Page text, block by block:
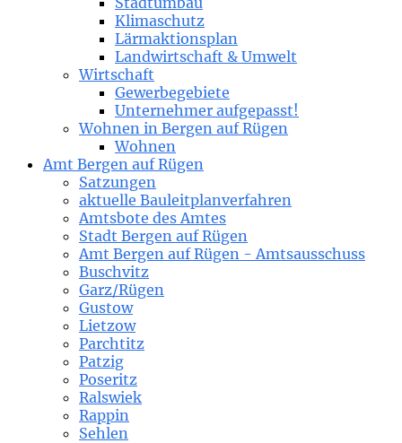
Klimaschutz
Lärmaktionsplan
Landwirtschaft & Umwelt
Wirtschaft
Gewerbegebiete
Unternehmer aufgepasst!
Wohnen in Bergen auf Rügen
Wohnen
Amt Bergen auf Rügen
Satzungen
aktuelle Bauleitplanverfahren
Amtsbote des Amtes
Stadt Bergen auf Rügen
Amt Bergen auf Rügen - Amtsausschuss
Buschvitz
Garz/Rügen
Gustow
Lietzow
Parchtitz
Patzig
Poseritz
Ralswiek
Rappin
Sehlen